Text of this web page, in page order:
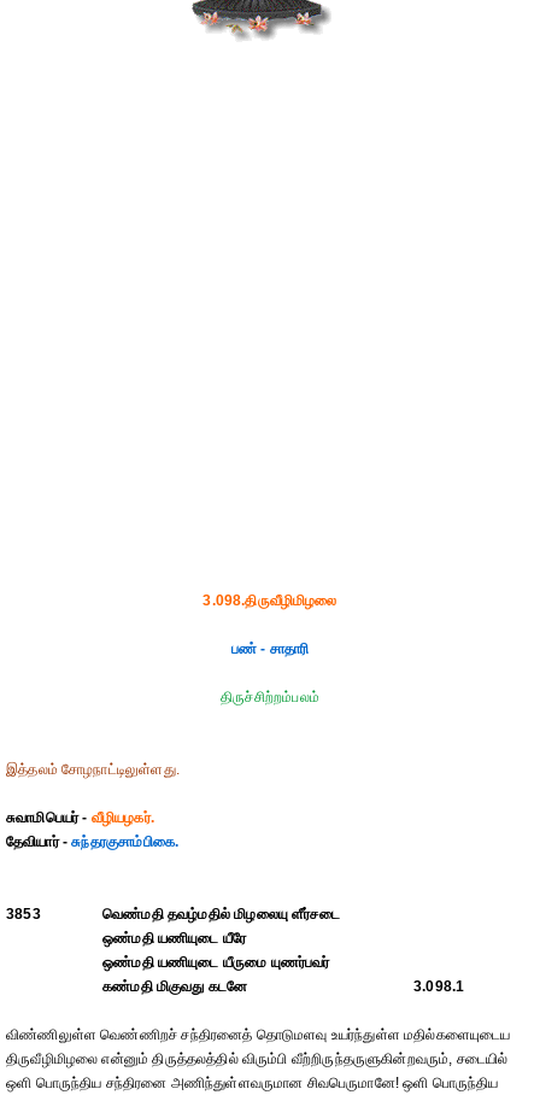
3.098.திருவீழிமிழலை
பண் - சாதாரி
திருச்சிற்றம்பலம்
இத்தலம் சோழநாட்டிலுள்ளது.
சுவாமிபெயர் - வீழியழகர்.
தேவியார் -சுந்தரகுசாம்பிகை.
3853
வெண்மதி தவழ்மதில் மிழலையு ளீர்சடை
ஒண்மதி யணியுடை யீரே
ஒண்மதி யணியுடை யீருமை யுணர்பவர்
கண்மதி மிகுவது கடனே
3.098.1
விண்ணிலுள்ள வெண்ணிறச் சந்திரனைத் தொடுமளவு உயர்ந்துள்ள மதில்களையுடைய
திருவீழிமிழலை என்னும் திருத்தலத்தில் விரும்பி வீற்றிருந்தருளுகின்றவரும், சடையில்
ஒளி பொருந்திய சந்திரனை அணிந்துள்ளவருமான சிவபெருமானே! ஒளி பொருந்திய